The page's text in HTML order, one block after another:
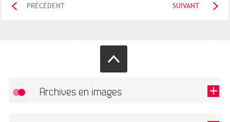
PRÉCÉDENT SUIVANT
Archives en images